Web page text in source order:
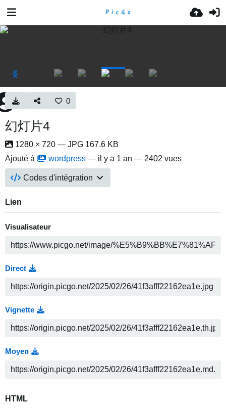
0
幻灯片4
1280 × 720 — JPG 167.6 KB
Ajouté à
wordpress — il y a 1 an — 2402 vues
Codes d'intégration
Lien
Visualisateur
Direct
Vignette
Moyen
HTML